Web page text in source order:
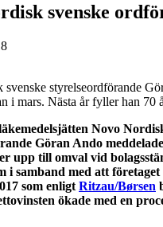
svenske
styrelseordförande
i mars. Nästa år fyller han
Novo
Göran Ando
upp till omval vid
i samband med att
som enligt Ritzau/Børsen
ökade med en